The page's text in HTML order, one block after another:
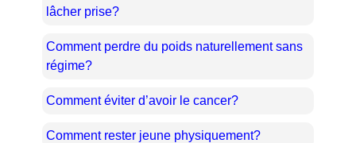
lâcher prise?
Comment perdre du poids naturellement sans
régime?
Comment éviter d’avoir le cancer?
Comment rester jeune physiquement?